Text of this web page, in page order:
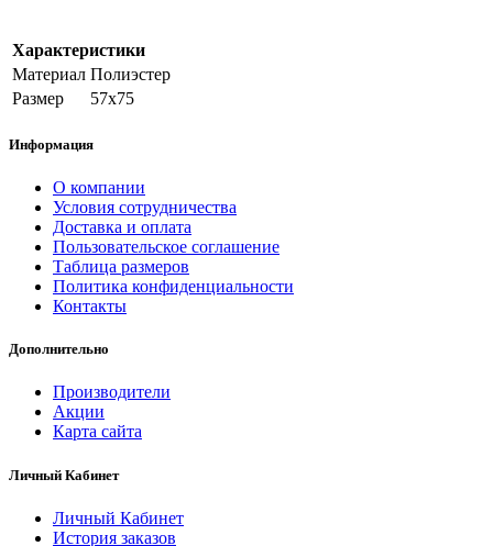
Характеристики
Материал Полиэстер
Размер
57х75
Информация
О компании
Условия сотрудничества
Доставка и оплата
Пользовательское соглашение
Таблица размеров
Политика конфиденциальности
Контакты
Дополнительно
Производители
Акции
Карта сайта
Личный Кабинет
Личный Кабинет
История заказов